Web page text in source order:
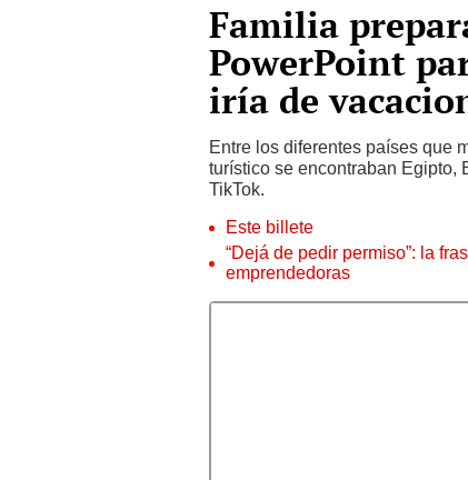
Familia
PowerPoint
iría de
Entre los diferentes países que
turístico se encontraban Egipto,
TikTok.
Este billete
“Dejá de pedir permiso”: la
emprendedoras